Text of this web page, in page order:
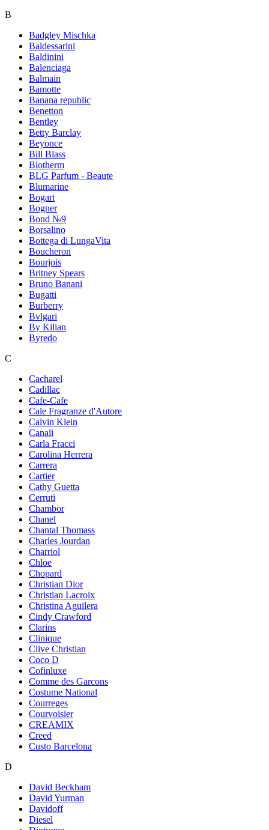
B
Badgley Mischka
Baldessarini
Baldinini
Balenciaga
Balmain
Bamotte
Banana republic
Benetton
Bentley
Betty Barclay
Beyonce
Bill Blass
Biotherm
BLG Parfum - Beaute
Blumarine
Bogart
Bogner
Bond №9
Borsalino
Bottega di LungaVita
Boucheron
Bourjois
Britney Spears
Bruno Banani
Bugatti
Burberry
Bvlgari
By Kilian
Byredo
C
Cacharel
Cadillac
Cafe-Cafe
Cale Fragranze d'Autore
Calvin Klein
Canali
Carla Fracci
Carolina Herrera
Carrera
Cartier
Cathy Guetta
Cerruti
Chambor
Chanel
Chantal Thomass
Charles Jourdan
Charriol
Chloe
Chopard
Christian Dior
Christian Lacroix
Christina Aguilera
Cindy Crawford
Clarins
Clinique
Clive Christian
Coco D
Cofinluxe
Comme des Garcons
Costume National
Courreges
Courvoisier
CREAMIX
Creed
Custo Barcelona
D
David Beckham
David Yurman
Davidoff
Diesel